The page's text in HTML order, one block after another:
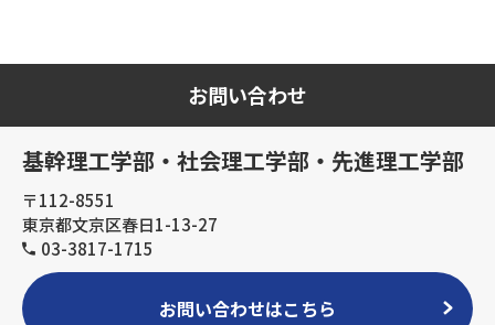
お問い合わせ
基幹理工学部・社会理工学部・先進理工学部
〒112-8551
東京都文京区春日1-13-27
03-3817-1715
お問い合わせはこちら